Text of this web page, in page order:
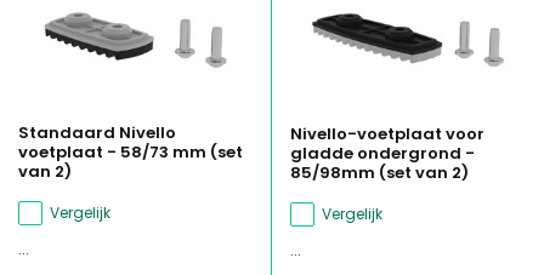
Standaard Nivello
voetplaat - 58/73 mm (set
van 2)
Vergelijk
...
Nivello-voetplaat voor
gladde ondergrond -
85/98mm (set van 2)
Vergelijk
...